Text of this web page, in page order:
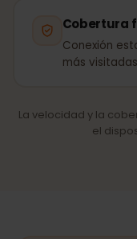
Cobertura
Conexión
más
La velocidad y la
el